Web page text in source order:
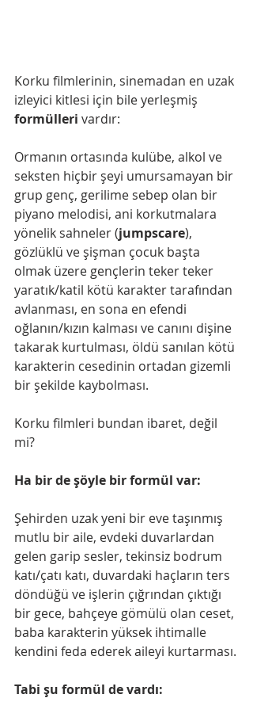
Korku filmlerinin, sinemadan en uzak
izleyici kitlesi için bile yerleşmiş
formülleri vardır:
Ormanın ortasında kulübe, alkol ve
seksten hiçbir şeyi umursamayan bir
grup genç, gerilime sebep olan bir
piyano melodisi, ani korkutmalara
yönelik sahneler (jumpscare),
gözlüklü ve şişman çocuk başta
olmak üzere gençlerin teker teker
yaratık/katil kötü karakter tarafından
avlanması, en sona en efendi
oğlanın/kızın kalması ve canını dişine
takarak kurtulması, öldü sanılan kötü
karakterin cesedinin ortadan gizemli
bir şekilde kaybolması.
Korku filmleri bundan ibaret, değil
mi?
Ha bir de şöyle bir formül var:
Şehirden uzak yeni bir eve taşınmış
mutlu bir aile, evdeki duvarlardan
gelen garip sesler, tekinsiz bodrum
katı/çatı katı, duvardaki haçların ters
döndüğü ve işlerin çığrından çıktığı
bir gece, bahçeye gömülü olan ceset,
baba karakterin yüksek ihtimalle
kendini feda ederek aileyi kurtarması.
Tabi şu formül de vardı: